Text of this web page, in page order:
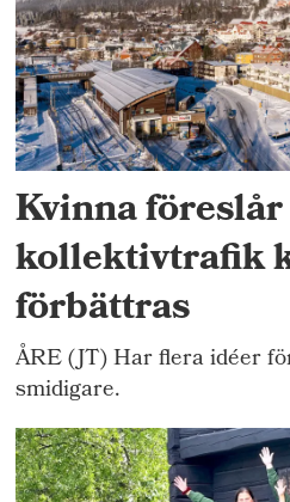
Kvinna
kollektivtrafik
förbättras
ÅRE (JT) Har flera idéer
smidigare.